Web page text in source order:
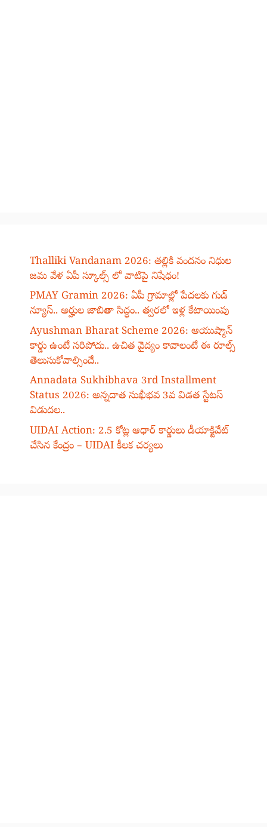
Thalliki Vandanam 2026: తల్లికి వందనం నిధుల
జమ వేళ ఏపీ స్కూల్స్ లో వాటిపై నిషేధం!
PMAY Gramin 2026: ఏపీ గ్రామాల్లో పేదలకు గుడ్
న్యూస్.. అర్హుల జాబితా సిద్ధం.. త్వరలో ఇళ్ల కేటాయింపు
Ayushman Bharat Scheme 2026: ఆయుష్మాన్
కార్డు ఉంటే సరిపోదు.. ఉచిత వైద్యం కావాలంటే ఈ రూల్స్
తెలుసుకోవాల్సిందే..
Annadata Sukhibhava 3rd Installment
Status 2026: అన్నదాత సుఖీభవ 3వ విడత స్టేటస్
విడుదల..
UIDAI Action: 2.5 కోట్ల ఆధార్ కార్డులు డీయాక్టివేట్
చేసిన కేంద్రం – UIDAI కీలక చర్యలు